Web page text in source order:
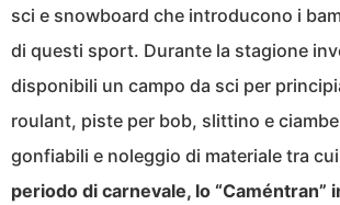
sci e snowboard che introducono i
di questi sport. Durante la stagione
disponibili un campo da sci per
roulant, piste per bob, slittino e
gonfiabili e noleggio di materiale tra
periodo di carnevale, lo “Caméntran”